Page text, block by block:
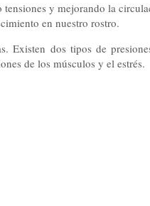
y mejorando la
en nuestro rostro.
Existen dos tipos de
de los músculos y el estrés.